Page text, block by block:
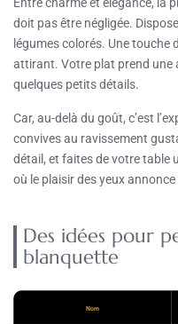
Entre charme et élégance, la
doit pas être négligée.
légumes colorés. Une touche
attirant. Votre plat prend une
quelques petits détails.
Car, au-delà du goût, c’est
convives au ravissement
détail, et faites de votre table
où le plaisir des yeux
Des idées pour
blanquette
Nom